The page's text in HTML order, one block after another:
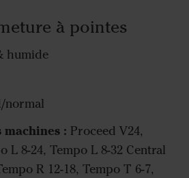
à pointes
humide
normal
: Proceed V24,
L 8-24, Tempo L 8-32 Central
R 12-18, Tempo T 6-7,